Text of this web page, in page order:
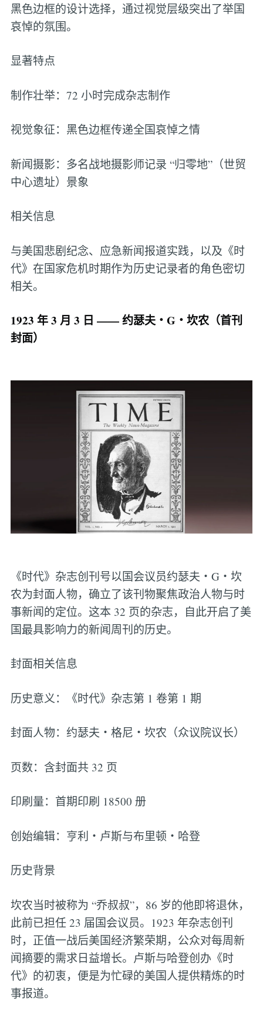
黑色边框的设计选择，通过视觉层级突出了举国
哀悼的氛围。
显著特点
制作壮举：72 小时完成杂志制作
视觉象征：黑色边框传递全国哀悼之情
新闻摄影：多名战地摄影师记录 “归零地”（世贸
中心遗址）景象
相关信息
与美国悲剧纪念、应急新闻报道实践，以及《时
代》在国家危机时期作为历史记录者的角色密切
相关。
1923 年 3 月 3 日 —— 约瑟夫・G・坎农（首刊
封面）
《时代》杂志创刊号以国会议员约瑟夫・G・坎
农为封面人物，确立了该刊物聚焦政治人物与时
事新闻的定位。这本 32 页的杂志，自此开启了美
国最具影响力的新闻周刊的历史。
封面相关信息
历史意义：《时代》杂志第 1 卷第 1 期
封面人物：约瑟夫・格尼・坎农（众议院议长）
页数：含封面共 32 页
印刷量：首期印刷 18500 册
创始编辑：亨利・卢斯与布里顿・哈登
历史背景
坎农当时被称为 “乔叔叔”，86 岁的他即将退休，
此前已担任 23 届国会议员。1923 年杂志创刊
时，正值一战后美国经济繁荣期，公众对每周新
闻摘要的需求日益增长。卢斯与哈登创办《时
代》的初衷，便是为忙碌的美国人提供精炼的时
事报道。